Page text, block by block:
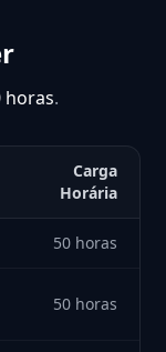
horas.
Carga
Horária
50 horas
50 horas